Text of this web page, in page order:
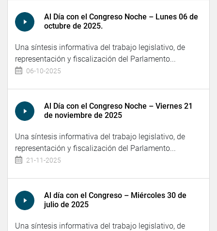
Al Día con el Congreso Noche – Lunes 06 de
octubre de 2025.
Una síntesis informativa del trabajo legislativo, de
representación y fiscalización del Parlamento...
06-10-2025
Al Día con el Congreso Noche – Viernes 21
de noviembre de 2025
Una síntesis informativa del trabajo legislativo, de
representación y fiscalización del Parlamento...
21-11-2025
Al día con el Congreso – Miércoles 30 de
julio de 2025
Una síntesis informativa del trabajo legislativo, de